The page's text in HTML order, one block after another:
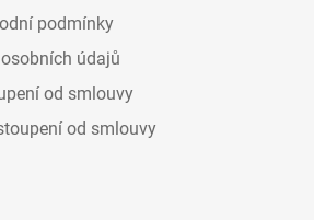
podmínky
údajů
od smlouvy
od smlouvy